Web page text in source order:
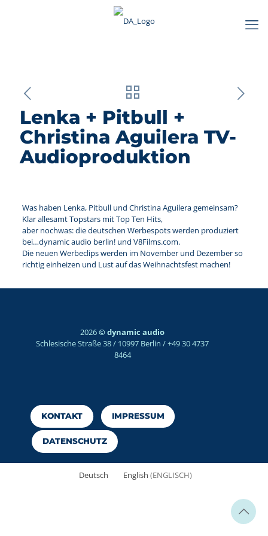
Lenka + Pitbull +
Christina Aguilera TV-
Audioproduktion
Was haben Lenka, Pitbull und Christina Aguilera gemeinsam?
Klar allesamt Topstars mit Top Ten Hits,
aber nochwas: die deutschen Werbespots werden produziert
bei…dynamic audio berlin! und V8Films.com.
Die neuen Werbeclips werden im November und Dezember so
richtig einheizen und Lust auf das Weihnachtsfest machen!
2026© dynamic audio
Schlesische Straße 38 / 10997 Berlin / +49 30 4737
8464
KONTAKT IMPRESSUM
DATENSCHUTZ
Deutsch English (ENGLISCH)